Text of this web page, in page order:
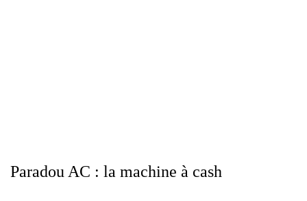
Paradou AC : la machine à cash